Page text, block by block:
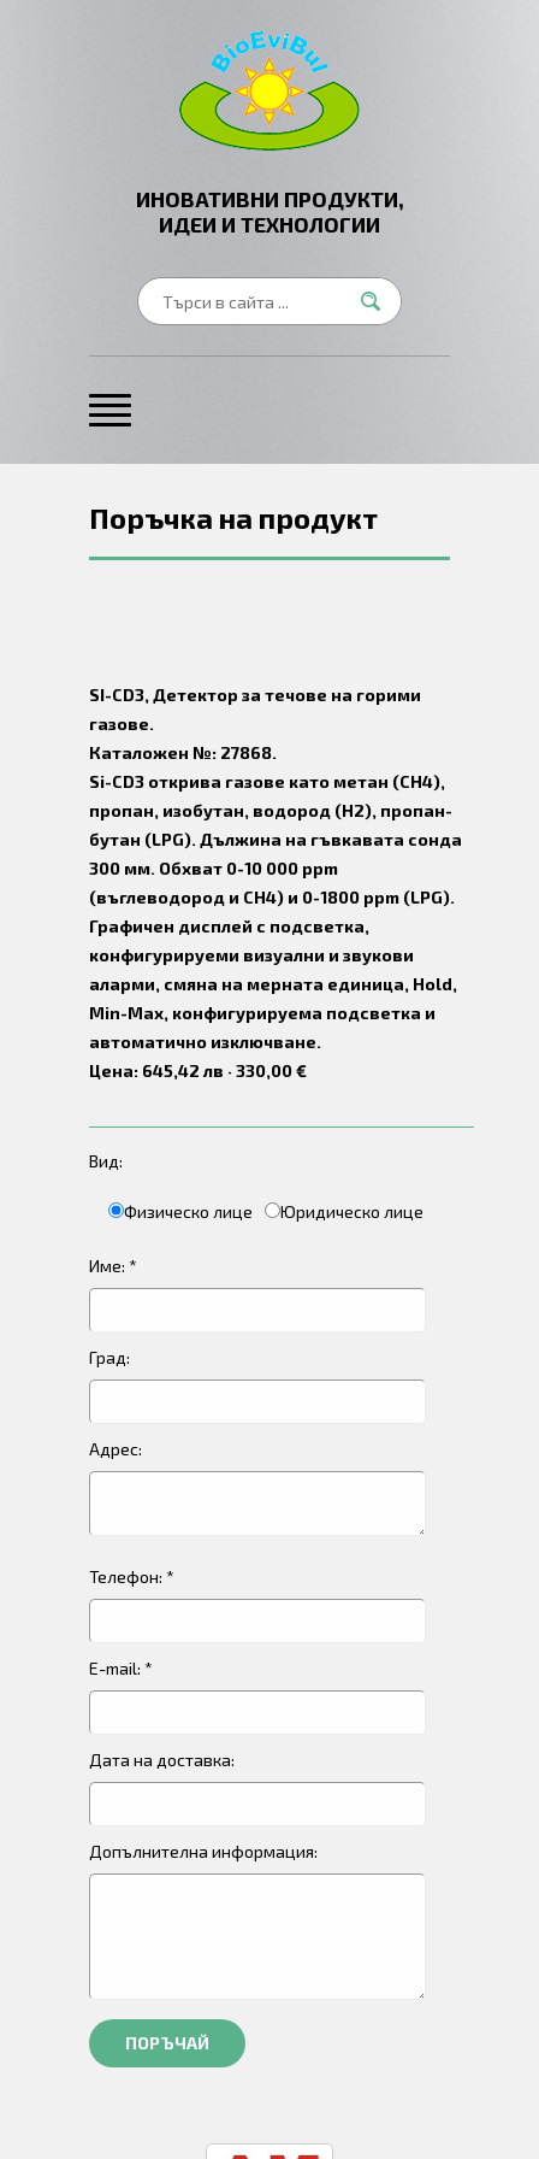
ИНОВАТИВНИ ПРОДУКТИ,
ИДЕИ И ТЕХНОЛОГИИ
Поръчка на продукт
SI-CD3, Детектор за течове на горими
газове.
Каталожен №: 27868.
Si-CD3 открива газове като метан (CH4),
пропан, изобутан, водород (H2), пропан-
бутан (LPG). Дължина на гъвкавата сонда
300 мм. Обхват 0-10 000 ppm
(въглеводород и CH4) и 0-1800 ppm (LPG).
Графичен дисплей с подсветка,
конфигурируеми визуални и звукови
аларми, смяна на мерната единица, Hold,
Min-Max, конфигурируема подсветка и
автоматично изключване.
Цена: 645,42 лв · 330,00 €
Вид:
Физическо лице Юридическо лице
Име: *
Град:
Адрес:
Телефон: *
E-mail: *
Дата на доставка:
Допълнителна информация:
ПОРЪЧАЙ